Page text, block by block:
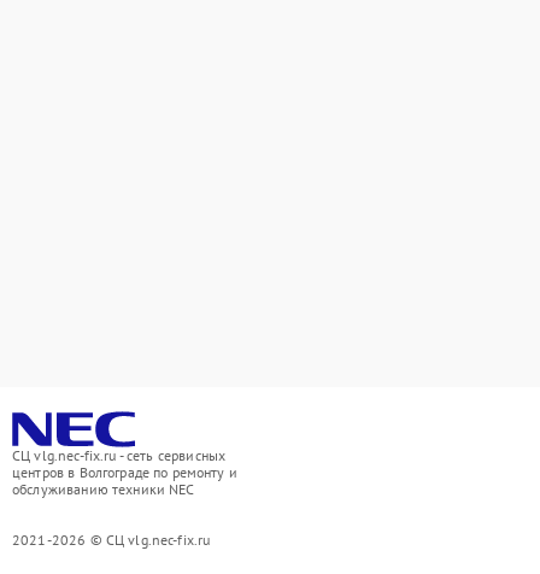
СЦ vlg.nec-fix.ru - сеть сервисных
центров в Волгограде по ремонту и
обслуживанию техники NEC
2021-2026 © СЦ vlg.nec-fix.ru